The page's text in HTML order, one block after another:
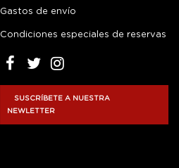
Gastos de envío
Condiciones especiales de reservas
SUSCRÍBETE A NUESTRA
NEWLETTER